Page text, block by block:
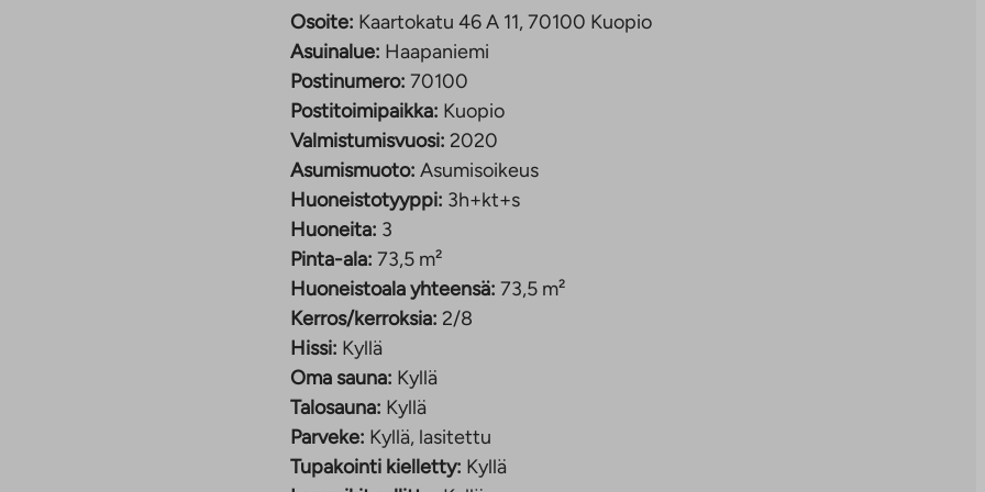
8 kerrosta. Asunnot
Viihtyisällä
yhteisöllisyyteen.
Osoite: Kaartokatu 46 A 11, 70100 Kuopio
Asuinalue: Haapaniemi
Postinumero: 70100
Postitoimipaikka: Kuopio
Valmistumisvuosi: 2020
Asumismuoto: Asumisoikeus
Huoneistotyyppi: 3h+kt+s
Huoneita: 3
Pinta-ala: 73,5 m²
Huoneistoala yhteensä: 73,5 m²
Kerros/kerroksia: 2/8
Hissi: Kyllä
Oma sauna: Kyllä
Talosauna: Kyllä
Parveke: Kyllä, lasitettu
Tupakointi kielletty: Kyllä